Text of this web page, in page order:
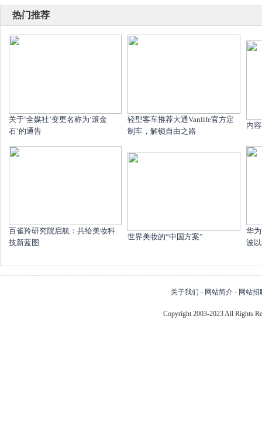
热门推荐
关于‘全媒社’变更名称为‘滚金
石’的通告
轻型客车推荐大通Vanlife官方定
制车，解锁自由之路
内
百雀羚研究院启航：共绘美妆科
技新蓝图
世界美妆的“中国方案”
华
波
关于我们 - 网站简介 - 网站招
Copyright 2003-2023 All Rights